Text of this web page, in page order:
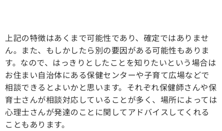
上記の特徴はあくまで可能性であり、確定ではありませ
ん。また、もしかしたら別の要因がある可能性もありま
す。なので、はっきりとしたことを知りたいという場合は
お住まい自治体にある保健センターや子育て広場などで
相談できるとよいかと思います。それぞれ保健師さんや保
育士さんが相談対応していることが多く、場所によっては
心理士さんが発達のことに関してアドバイスしてくれる
こともあります。